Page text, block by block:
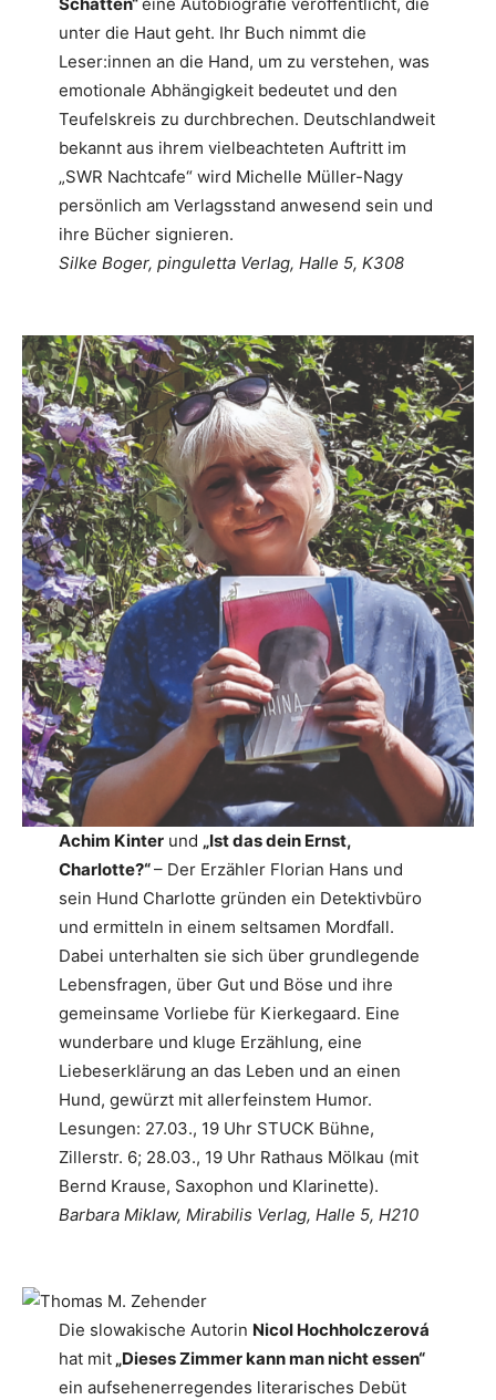
unter die Haut geht. Ihr Buch nimmt die
Leser:innen an die Hand, um zu verstehen, was
emotionale Abhängigkeit bedeutet und den
Teufelskreis zu durchbrechen. Deutschlandweit
bekannt aus ihrem vielbeachteten Auftritt im
„SWR Nachtcafe“ wird Michelle Müller-Nagy
persönlich am Verlagsstand anwesend sein und
ihre Bücher signieren.
Silke Boger, pinguletta Verlag, Halle 5, K308
Achim Kinterund „Ist das dein Ernst,
Charlotte?“– Der Erzähler Florian Hans und
sein Hund Charlotte gründen ein Detektivbüro
und ermitteln in einem seltsamen Mordfall.
Dabei unterhalten sie sich über grundlegende
Lebensfragen, über Gut und Böse und ihre
gemeinsame Vorliebe für Kierkegaard. Eine
wunderbare und kluge Erzählung, eine
Liebeserklärung an das Leben und an einen
Hund, gewürzt mit allerfeinstem Humor.
Lesungen: 27.03., 19 Uhr STUCK Bühne,
Zillerstr. 6; 28.03., 19 Uhr Rathaus Mölkau (mit
Bernd Krause, Saxophon und Klarinette).
Barbara Miklaw, Mirabilis Verlag, Halle 5, H210
Die slowakische Autorin Nicol Hochholczerová
hat mit„Dieses Zimmer kann man nicht essen“
ein aufsehenerregendes literarisches Debüt